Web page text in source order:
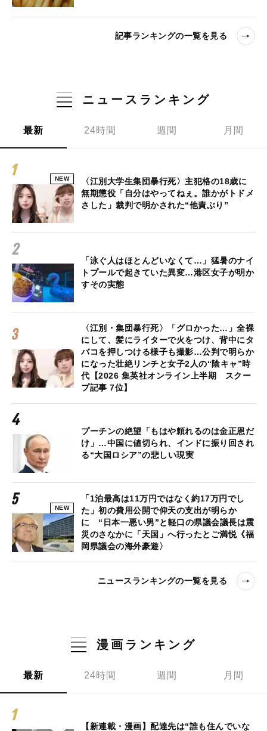
記事ランキングの一覧を見る
ニュースランキング
最新 24時間 週間 月間
NEW
〈江別大学生集団暴行死〉主犯格の18歳に
無期懲役「自分はやってねぇ。誰かがトドメ
さした」裁判で明かされた“他責ぶり”
「泳ぐ人はほとんどいなくて…」猛暑のナイ
トプールで起きていた異変…港区女子が明か
すその実態
〈江別・集団暴行死〉「グロかった…」全裸
にして、髪にライターで火をつけ、背中にタ
バコを押しつける様子も撮影…公判で明らか
になった壮絶リンチと女子2人の“陰キャ”時
代【2026 集英社オンライン上半期 スクー
プ記事 7位】
プーチンの絶望「もはや頼れるのは金正恩だ
け」…中国に値切られ、インドに振り回され
る“大国ロシア”の悲しい現実
NEW
「1泊最高は11万円ではなく約17万円でし
た」初の費用公開で仰天の支出が明らか
に “日本一悪い男”と軽口の県議会議長は震
災のさなかに「天国」へ行ったとご満悦《福
岡県議会の海外豪遊〉
ニュースランキングの一覧を見る
漫画ランキング
最新 24時間 週間 月間
【新連載・漫画】配達先は“誰も住んでいな